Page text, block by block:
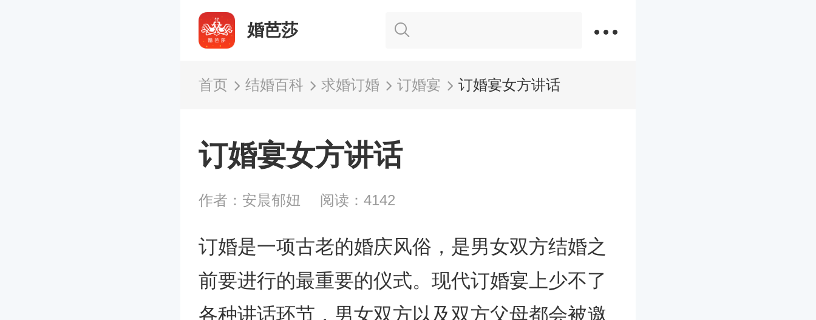
婚芭莎
首页 结婚百科 求婚订婚 订婚宴 订婚宴女方讲话
订婚宴女方讲话
作者：安晨郁妞 阅读：4142
订婚是一项古老的婚庆风俗，是男女双方结婚之
前要进行的最重要的仪式。现代订婚宴上少不了
各种讲话环节，男女双方以及双方父母都会被邀